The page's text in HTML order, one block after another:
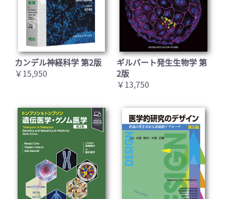
カンデル神経科学 第2版
￥15,950
ギルバート発生生物学 第
2版
￥13,750